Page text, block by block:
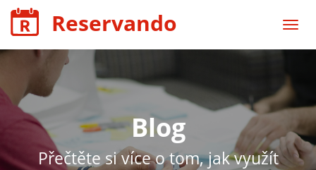
Reservando
Blog
Přečtěte si více o tom, jak využít